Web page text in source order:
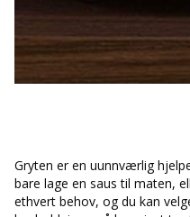
Gryten er en uunnværlig
bare lage en saus til maten,
ethvert behov, og du kan